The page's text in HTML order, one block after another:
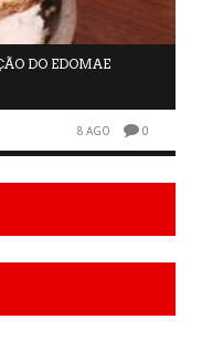
DO EDOMAE
8 AGO 0